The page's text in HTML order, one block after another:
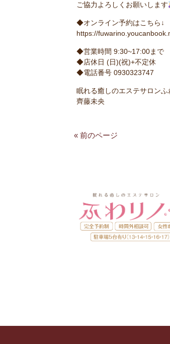
ご協力よろしくお願いします
◆オンライン予約はこちら↓
https://
◆営業時間 9:30~17:00まで
◆店休日 (日)(祝)+不定休
◆電話番号 0930323747
眠れる癒しのエステサロンふ
齊藤未央
« 前のページ